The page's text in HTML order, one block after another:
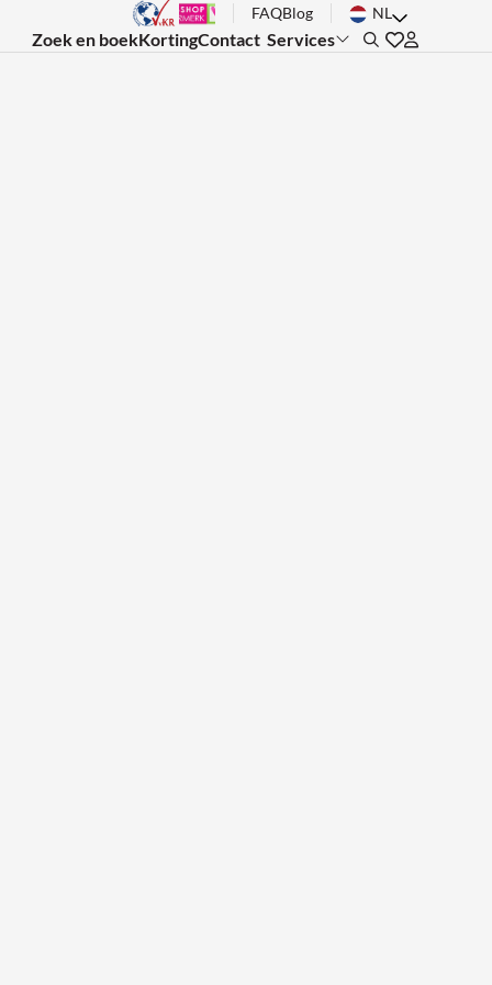
Zoek en boekKortingContact Services Search
FAQBlog NL